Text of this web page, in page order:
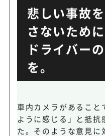
悲しい事故
さないため
ドライバー
を。
車内カメラがあること
ように感じる」と抵抗
た。そのような意見に